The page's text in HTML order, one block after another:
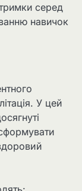
серед
навичок
У цей